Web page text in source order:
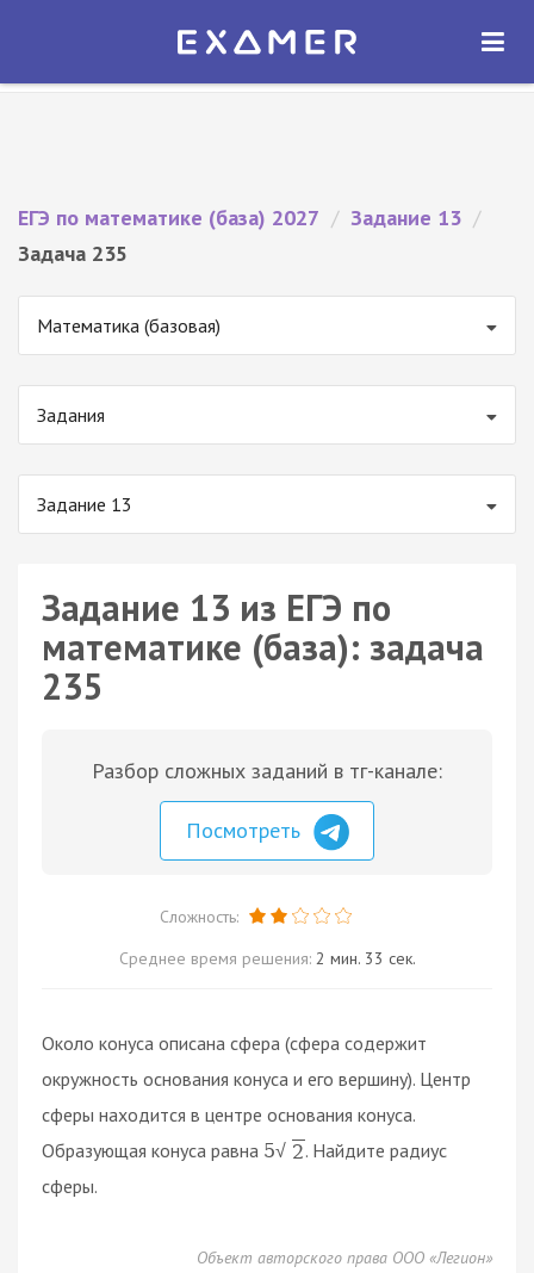
Экзамер — ЕГЭ 2027
ОТКРЫТЬ
ЕГЭ по математике (база) 2027 / Задание 13 /
Задача 235
Математика (базовая)
Задания
Задание 13
Задание 13 из ЕГЭ по
математике (база): задача
235
Разбор сложных заданий в тг-канале:
Посмотреть
Сложность:
Среднее время решения: 2 мин. 33 сек.
Около конуса описана сфера (сфера содержит
окружность основания конуса и его вершину). Центр
сферы находится в центре основания конуса.
Образующая конуса равна 5√ 2. Найдите радиус
сферы.
Объект авторского права ООО «Легион»